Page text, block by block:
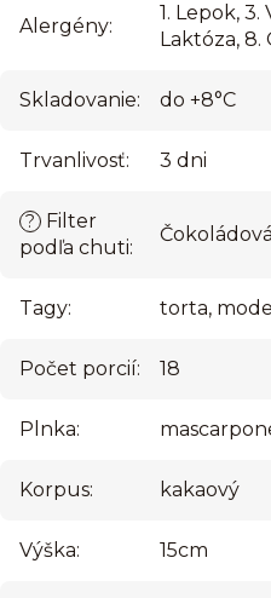
Alergény:
1. Lepok, 3.
Laktóza, 8.
Skladovanie: do +8°C
Trvanlivosť: 3 dni
?
Filter
podľa chuti:
Tagy: torta,
Počet porcií: 18
Plnka:
Korpus: kakaový
Výška: 15cm